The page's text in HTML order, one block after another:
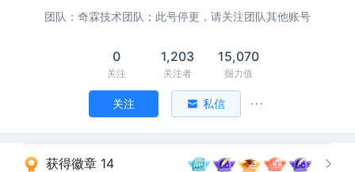
团队：奇霖技术团队；此号停更，请关注团队其他账号
0
关注
1,203
关注者
15,070
掘力值
关注 私信
获得徽章 14